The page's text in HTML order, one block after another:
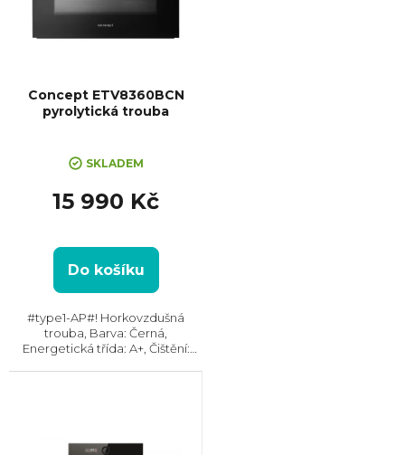
Concept ETV8360BCN
pyrolytická trouba
SKLADEM
15 990 Kč
Do košíku
#type1-AP#! Horkovzdušná
trouba, Barva: Černá,
Energetická třída: A+, Čištění: